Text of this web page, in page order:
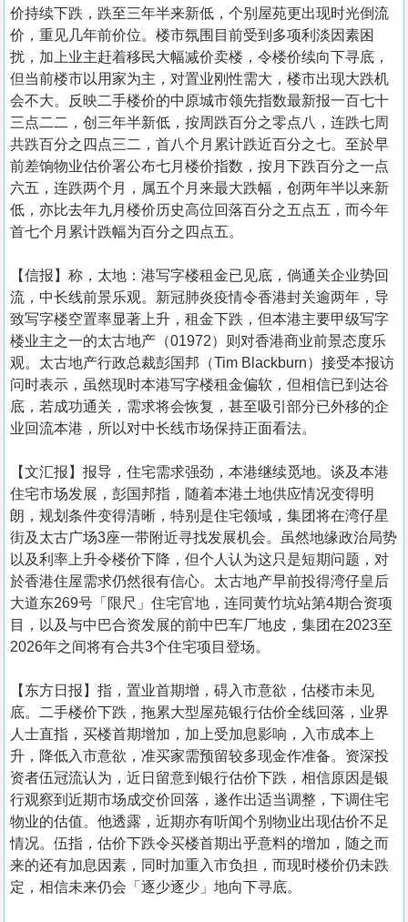
价持续下跌，跌至三年半来新低，个别屋苑更出现时光倒流
价，重见几年前价位。楼市氛围目前受到多项利淡因素困
扰，加上业主赶着移民大幅减价卖楼，令楼价续向下寻底，
但当前楼市以用家为主，对置业刚性需大，楼市出现大跌机
会不大。反映二手楼价的中原城市领先指数最新报一百七十
三点二二，创三年半新低，按周跌百分之零点八，连跌七周
共跌百分之四点三二，首八个月累计跌近百分之七。至於早
前差饷物业估价署公布七月楼价指数，按月下跌百分之一点
六五，连跌两个月，属五个月来最大跌幅，创两年半以来新
低，亦比去年九月楼价历史高位回落百分之五点五，而今年
首七个月累计跌幅为百分之四点五。
【信报】称，太地：港写字楼租金已见底，倘通关企业势回
流，中长线前景乐观。新冠肺炎疫情令香港封关逾两年，导
致写字楼空置率显著上升，租金下跌，但本港主要甲级写字
楼业主之一的太古地产（01972）则对香港商业前景态度乐
观。太古地产行政总裁彭国邦（Tim Blackburn）接受本报访
问时表示，虽然现时本港写字楼租金偏软，但相信已到达谷
底，若成功通关，需求将会恢复，甚至吸引部分已外移的企
业回流本港，所以对中长线市场保持正面看法。
【文汇报】报导，住宅需求强劲，本港继续觅地。谈及本港
住宅市场发展，彭国邦指，随着本港土地供应情况变得明
朗，规划条件变得清晰，特别是住宅领域，集团将在湾仔星
街及太古广场3座一带附近寻找发展机会。虽然地缘政治局势
以及利率上升令楼价下降，但个人认为这只是短期问题，对
於香港住屋需求仍然很有信心。太古地产早前投得湾仔皇后
大道东269号「限尺」住宅官地，连同黄竹坑站第4期合资项
目，以及与中巴合资发展的前中巴车厂地皮，集团在2023至
2026年之间将有合共3个住宅项目登场。
【东方日报】指，置业首期增，碍入市意欲，估楼市未见
底。二手楼价下跌，拖累大型屋苑银行估价全线回落，业界
人士直指，买楼首期增加，加上受加息影响，入市成本上
升，降低入市意欲，准买家需预留较多现金作准备。资深投
资者伍冠流认为，近日留意到银行估价下跌，相信原因是银
行观察到近期市场成交价回落，遂作出适当调整，下调住宅
物业的估值。他透露，近期亦有听闻个别物业出现估价不足
情况。伍指，估价下跌令买楼首期出乎意料的增加，随之而
来的还有加息因素，同时加重入市负担，而现时楼价仍未跌
定，相信未来仍会「逐少逐少」地向下寻底。